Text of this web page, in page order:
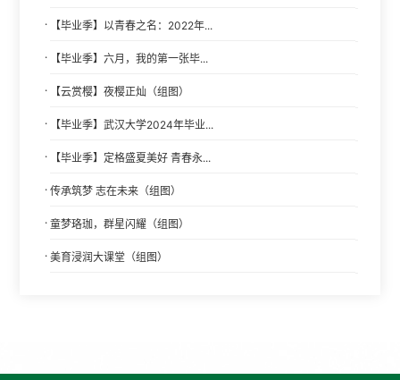
· 【毕业季】以青春之名：2022年...
· 【毕业季】六月，我的第一张毕...
· 【云赏樱】夜樱正灿（组图）
· 【毕业季】武汉大学2024年毕业...
· 【毕业季】定格盛夏美好 青春永...
· 传承筑梦 志在未来（组图）
· 童梦珞珈，群星闪耀（组图）
· 美育浸润大课堂（组图）